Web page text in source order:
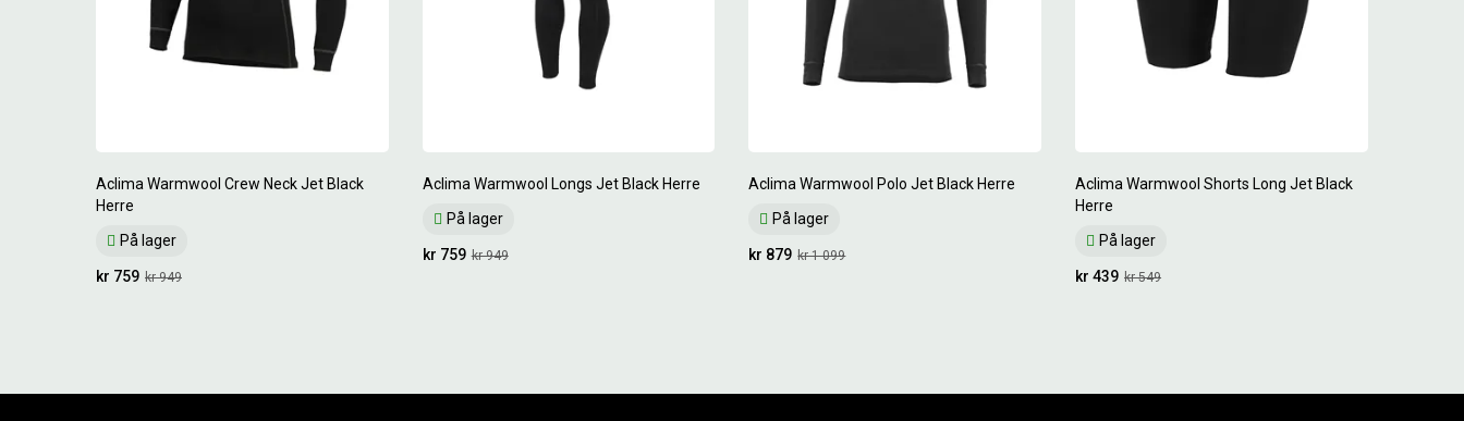
Aclima Warmwool Crew Neck Jet Black
Herre
På lager
kr 949
kr 759
Aclima Warmwool Longs Jet Black Herre
På lager
kr 949
kr 759
Aclima Warmwool Polo Jet Black Herre
På lager
kr 1 099
kr 879
Aclima Warmwool Shorts Long Jet Black
Herre
På lager
kr 549
kr 439